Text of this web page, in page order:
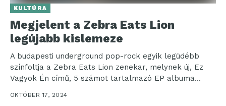
KULTÚRA
Megjelent a Zebra Eats Lion
legújabb kislemeze
A budapesti underground pop-rock egyik legüdébb
színfoltja a Zebra Eats Lion zenekar, melynek új, Ez
Vagyok Én című, 5 számot tartalmazó EP albuma...
OKTÓBER 17, 2024